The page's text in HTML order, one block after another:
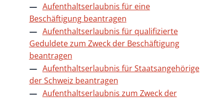
Aufenthaltserlaubnis für eine
Beschäftigung beantragen
Aufenthaltserlaubnis für qualifizierte
Geduldete zum Zweck der Beschäftigung
beantragen
Aufenthaltserlaubnis für Staatsangehörige
der Schweiz beantragen
Aufenthaltserlaubnis zum Zweck der